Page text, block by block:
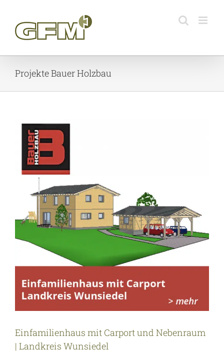
content
Projekte Bauer Holzbau
Einfamilienhaus mit Carport und Nebenraum
| Landkreis Wunsiedel